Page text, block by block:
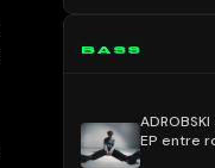
BASS
EP entre